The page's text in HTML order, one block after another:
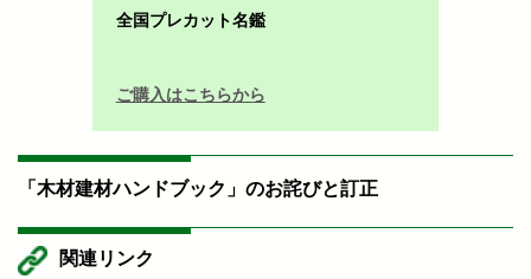
全国プレカット名鑑
ご購入はこちらから
「木材建材ハンドブック」のお詫びと訂正
関連リンク